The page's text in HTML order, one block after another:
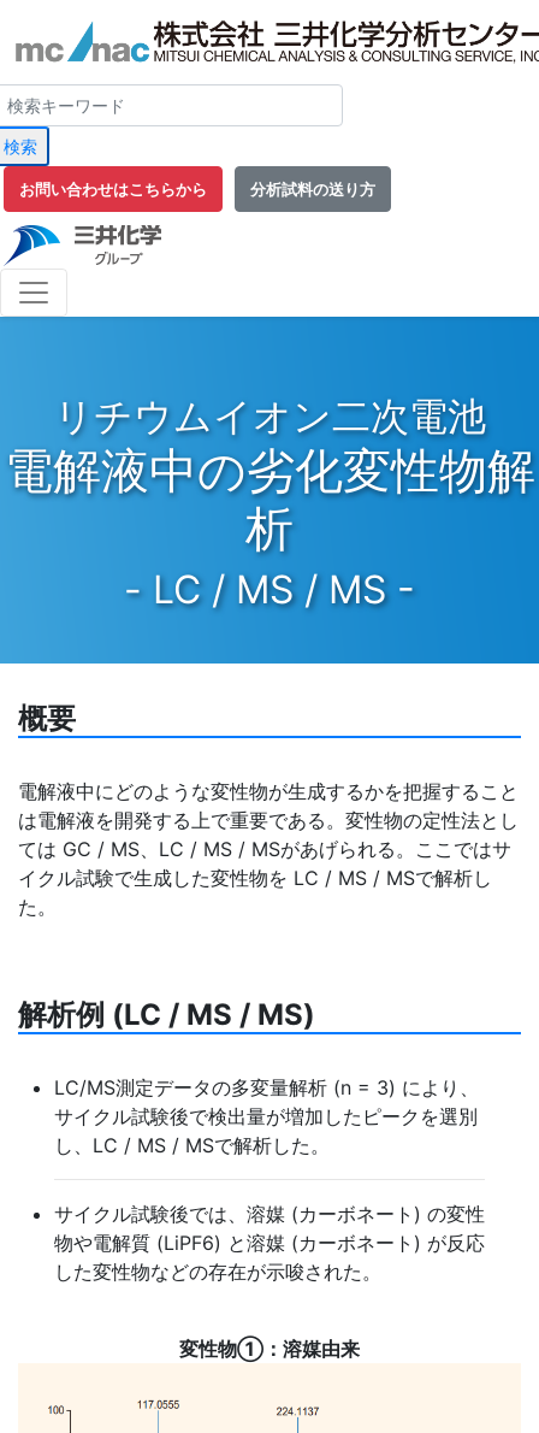
検索
お問い合わせはこちらから 分析試料の送り方
リチウムイオン二次電池
電解液中の劣化変性物解
析
- LC / MS / MS -
概要
電解液中にどのような変性物が生成するかを把握すること
は電解液を開発する上で重要である。変性物の定性法とし
ては GC / MS、LC / MS / MSがあげられる。ここではサ
イクル試験で生成した変性物を LC / MS / MSで解析し
た。
解析例 (LC / MS / MS)
LC/MS測定データの多変量解析 (n = 3) により、
サイクル試験後で検出量が増加したピークを選別
し、LC / MS / MSで解析した。
サイクル試験後では、溶媒 (カーボネート) の変性
物や電解質 (LiPF6) と溶媒 (カーボネート) が反応
した変性物などの存在が示唆された。
変性物①：溶媒由来